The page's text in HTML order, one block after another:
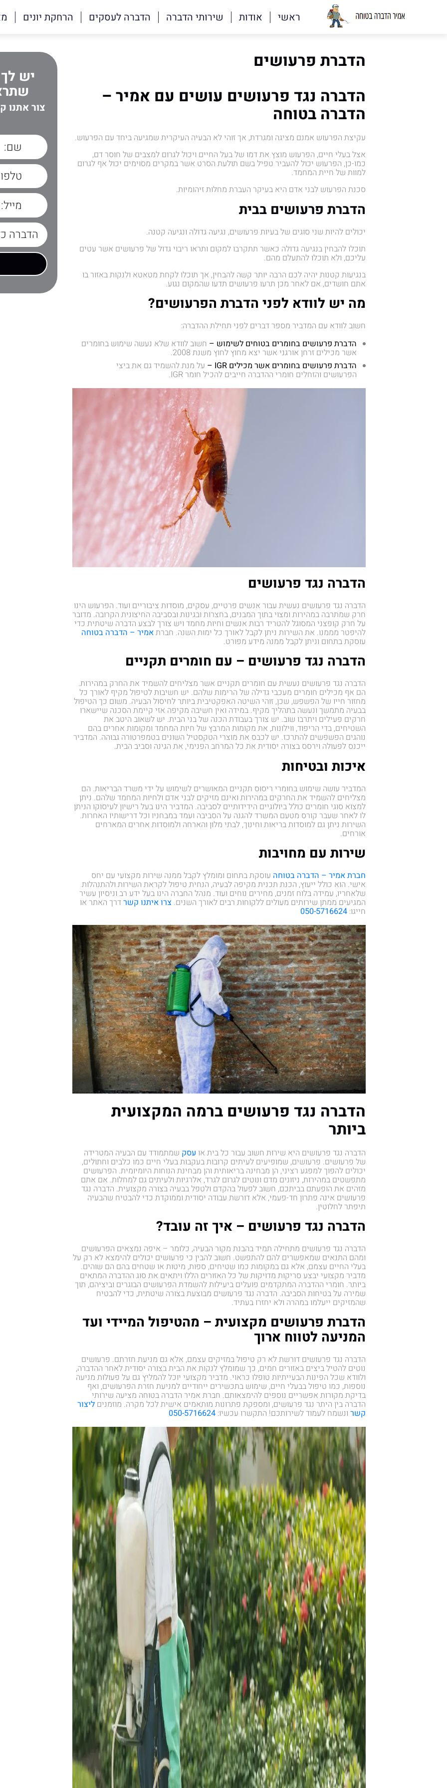
ראשי אודות שירותי הדברה הדברה לעסקים הרחקת יונים
הדברת פרעושים
הדברה נגד פרעושים עושים עם אמיר –
הדברה בטוחה
עקיצת הפרעוש אמנם מציגה ומגרדת, אך זוהי לא הבעיה העיקרית שמגיעה ביחד עם הפרעוש.
אצל בעלי חיים, הפרעוש מוצץ את דמו של בעל החיים ויכול לגרום למצבים של חוסר דם,
כמו-כן, הפרעוש יכול להעביר טפיל בשם תולעת הסרט אשר במקרים מסוימים יכול אף לגרום
למוות של חיית המחמד.
סכנת הפרעוש לבני אדם היא בעיקר העברת מחלות זיהומיות.
הדברת פרעושים בבית
יכולים להיות שני סוגים של בעיות פרעושים, נגיעה גדולה ונגיעה קטנה.
תוכלו להבחין בנגיעה גדולה כאשר תתקרבו למקום ותראו ריבוי גדול של פרעושים אשר עטים
עליכם, ולא תוכלו להתעלם מהם.
בנגיעות קטנות יהיה לכם הרבה יותר קשה להבחין, אך תוכלו לקחת מטאטא ולנקות באזור בו
אתם חושדים, אם לאחר מכן תרעו פרעושים תדעו שהמקום נגוע.
מה יש לוודא לפני הדברת הפרעושים?
חשוב לוודא עם המדביר מספר דברים לפני תחילת ההדברה:
הדברת פרעושים בחומרים בטוחים לשימוש – חשוב לוודא שלא נעשה שימוש בחומרים
אשר מכילים זרחן אורגני אשר יצא מחוץ לחוץ משנת 2008.
הדברת פרעושים בחומרים אשר מכילים IGR –
על מנת להשמיד גם את ביצי
הפרעושים והזחלים חומרי ההדברה חייבים להכיל חומר IGR.
הדברה נגד פרעושים
הדברה נגד פרעושים נעשית עבור אנשים פרטיים, עסקים, מוסדות ציבוריים ועוד. הפרעוש הינו
חרק שמתרבה במהירות ומצוי בתוך המבנים, בחצרות ובגינות ובסביבה החיצונית הקרובה. מדובר
על חרק קופצני המסוגל להטריד רבות אנשים וחיות מחמד ויש צורך לבצע הדברה שיטתית כדי
להיפטר מממנו. את השירות ניתן לקבל לאורך כל ימות השנה. חברתאמיר – הדברה בטוחה
עוסקת בתחום וניתן לקבל ממנה מידע מפורט.
הדברה נגד פרעושים – עם חומרים תקניים
הדברה נגד פרעושים נעשית עם חומרים תקניים אשר מצליחים להשמיד את החרק במהירות.
הם אף מכילים חומרים מעכבי גדילה של הרימות שלהם. יש חשיבות לטיפול מקיף לאורך כל
מחזור חייו של הפשפש, שכן, זוהי השיטה האפקטיבית ביותר לחיסול הבעיה. משום כך הטיפול
בבעיה מתמשך ונעשה בתהליך מקיף. במידה ואין חשיבה מקיפה אזי קיימת הסכנה שיישארו
חרקים פעילים ויתרבו שוב. יש צורך בעבודת הכנה של בני הבית. יש לשאוב היטב את
השטיחים, בדי הריפוד, ווילונות, את מקומות המרבץ של חיות המחמד ומקומות אחרים בהם
נוהגים הפשפשים להתרכז. יש לכבס את מוצרי הטקסטיל השונים בטמפרטורה גבוהה. המדביר
ייכנס לפעולה וירסס בצורה יסודית את כל המרחב הפנימי, את הגינה וסביב הבית.
איכות ובטיחות
המדביר עושה שימוש בחומרי ריסוס תקניים המאושרים לשימוש על ידי משרד הבריאות. הם
מצליחים להשמיד את החרקים במהירות ואינם מזיקים לבני אדם ולחיות המחמד שלהם. ניתן
למצוא סוגי חומרים כולל ביולוגיים הידידותיים לסביבה. המדביר הינו בעל רישיון לעיסוקו הניתן
לו לאחר שעבר קורס מטעם המשרד להגנה על הסביבה ועמד במבחניו וכל דרישותיו האחרות.
השירות ניתן גם למוסדות בריאות וחינוך, לבתי מלון והארחה ולמוסדות אחרים המארחים
אורחים.
שירות עם מחויבות
חברת אמיר – הדברה בטוחה עוסקת בתחום ומומלץ לקבל ממנה שירות מקצועי עם יחס
אישי. הוא כולל ייעוץ, הכנת תכנית מקיפה לבעיה, הנחית טיפול לקראת השירות ולהתנהלות
שלאחריו, עמידה בלוח זמנים, מחירים נוחים ועוד. מנהל החברה הינו בעל ידע רב וניסיון עשיר
המגיעים ממתן שירותים מעולים ללקוחות רבים לאורך השנים. צרו איתנו קשרדרך האתר או
חייגו: 050-5716624
הדברה נגד פרעושים ברמה המקצועית
ביותר
הדברה נגד פרעושים היא שירות חשוב עבור כל בית או עסק שמתמודד עם הבעיה המטרידה
של פרעושים. פרעושים, שמופיעים לעיתים קרובות בעקבות בעלי חיים כמו כלבים וחתולים,
יכולים להפוך למפגע רציני, הן מבחינה בריאותית והן מבחינת הנוחות היומיומית. הפרעושים
מתפשטים במהירות, ניזונים מדם ונוטים לגרום לגרד, אלרגיות ולעיתים גם למחלות. אם אתם
מזהים את הופעתם בביתכם, חשוב לפעול בהקדם ולטפל בבעיה בצורה מקצועית. הדברה נגד
פרעושים אינה פתרון חד-פעמי, אלא דורשת עבודה יסודית וממוקדת כדי להבטיח שהבעיה
תיפתר לחלוטין.
הדברה נגד פרעושים – איך זה עובד?
הדברה נגד פרעושים מתחילה תמיד בהבנת מקור הבעיה, כלומר – איפה נמצאים הפרעושים
ומהם התנאים שמאפשרים להם להתפשט. חשוב להבין כי פרעושים יכולים להימצא לא רק על
בעלי החיים עצמם, אלא גם במקומות כמו שטיחים, ספות, מיטות או שטחים בהם הם שוהים.
מדביר מקצועי יבצע סריקות מדויקות של כל האזורים הללו ויתאים את סוג ההדברה המתאים
ביותר. חומרי ההדברה המתקדמים פועלים ביעילות להשמדת הפרעושים הבוגרים וביציהם, תוך
שמירה על בטיחות הסביבה. הדברה נגד פרעושים מבוצעת בצורה שיטתית, כדי להבטיח
שהמזיקים ייעלמו במהרה ולא יחזרו בעתיד.
הדברת פרעושים מקצועית – מהטיפול המיידי ועד
המניעה לטווח ארוך
הדברה נגד פרעושים דורשת לא רק טיפול במזיקים עצמם, אלא גם מניעת חזרתם. פרעושים
נוטים להטיל ביצים באזורים חמים, כך שמומלץ לנקות את הבית בצורה יסודית לאחר ההדברה,
ולוודא שכל הפינות הבעייתיות טופלו כראוי. מדביר מקצועי יוכל להמליץ גם על פעולות מניעה
נוספות, כמו טיפול בבעלי חיים, שימוש בתכשירים ייחודיים למניעת חזרת הפרעושים, ואף
בדיקת מקורות אפשריים נוספים להימצאותם. חברת אמיר הדברה בטוחה מציעה שירותי
הדברה בין היתר נגד פרעושים, ומספקת פתרונות מותאמים אישית לכל מקרה. מוזמנים ליצור
קשרונשמח לעמוד לשירותכם! התקשרו עכשיו: 050-5716624
יש
צור אתנו